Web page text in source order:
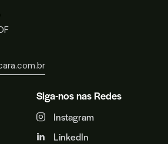
Siga-nos nas Redes
Instagram
LinkedIn